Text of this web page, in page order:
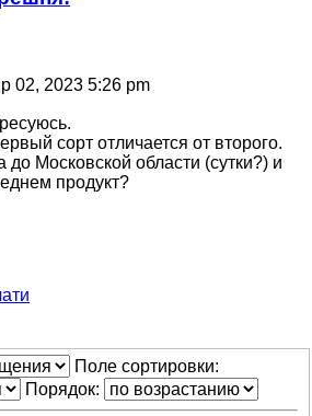
02, 2023 5:26 pm
сорт отличается от второго.
до Московской области (сутки?) и
продукт?
Поле сортировки:
Порядок: